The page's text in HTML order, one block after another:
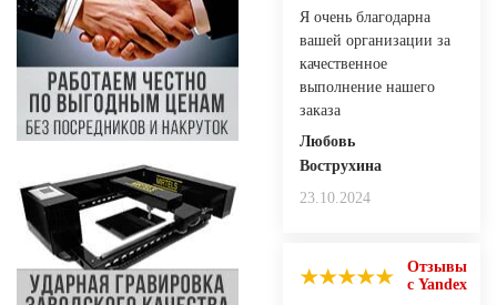
Я очень благодарна
вашей организации за
качественное
выполнение нашего
заказа
Любовь
Вострухина
23.10.2024
Отзывы
с Yandex